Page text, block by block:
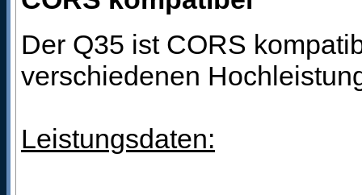
Der Q35 ist CORS
verschiedenen
Leistungsdaten: